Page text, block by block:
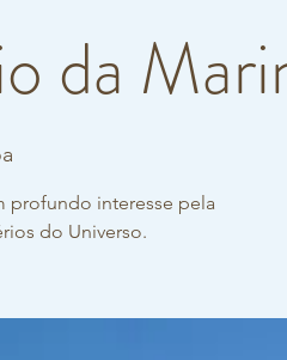
da
profundo interesse pela
do Universo.